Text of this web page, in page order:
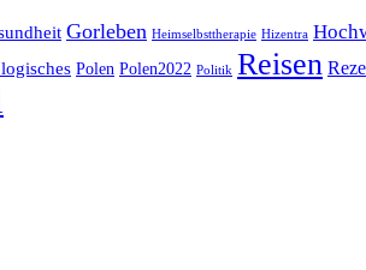
Gorleben Heimselbsttherapie Hizentra
Polen Polen2022 Politik Reisen